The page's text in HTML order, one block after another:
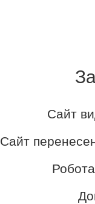
Сайт
Сайт